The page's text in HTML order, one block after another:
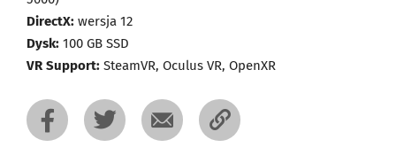
DirectX: wersja 12
Dysk: 100 GB SSD
VR Support: SteamVR, Oculus VR, OpenXR